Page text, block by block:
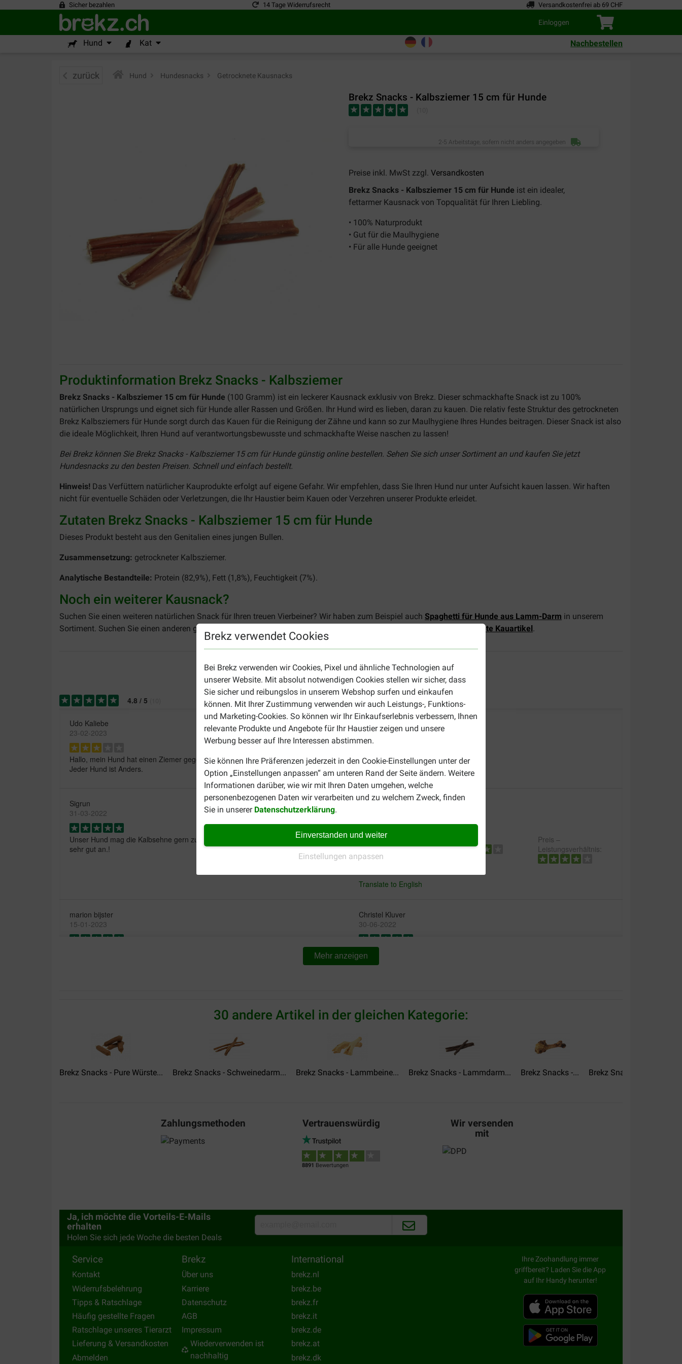
Sicher bezahlen 14 Tage Widerrufsrecht Versandkostenfrei ab 69 CHF
Einloggen
Hund Kat Nachbestellen
Brekz verwendet Cookies
Bei Brekz verwenden wir Cookies, Pixel und ähnliche Technologien auf
unserer Website. Mit absolut notwendigen Cookies stellen wir sicher, dass
Sie sicher und reibungslos in unserem Webshop surfen und einkaufen
können. Mit Ihrer Zustimmung verwenden wir auch Leistungs-, Funktions-
und Marketing-Cookies. So können wir Ihr Einkaufserlebnis verbessern, Ihnen
relevante Produkte und Angebote für Ihr Haustier zeigen und unsere
Werbung besser auf Ihre Interessen abstimmen.
Sie können Ihre Präferenzen jederzeit in den Cookie-Einstellungen unter der
Option „Einstellungen anpassen“ am unteren Rand der Seite ändern. Weitere
Informationen darüber, wie wir mit Ihren Daten umgehen, welche
personenbezogenen Daten wir verarbeiten und zu welchem Zweck, finden
Sie in unserer Datenschutzerklärung.
Einverstanden und weiter
Einstellungen anpassen
zurück Hund Hundesnacks Getrocknete Kausnacks
Brekz Snacks - Kalbsziemer 15 cm für Hunde
2-5 Arbeitstage, sofern nicht anders angegeben
Preise inkl. MwSt zzgl. Versandkosten
Brekz Snacks - Kalbsziemer 15 cm für Hunde ist ein idealer,
fettarmer Kausnack von Topqualität für Ihren Liebling.
• 100% Naturprodukt
• Gut für die Maulhygiene
• Für alle Hunde geeignet
Produktinformation Brekz Snacks - Kalbsziemer
Brekz Snacks - Kalbsziemer 15 cm für Hunde (100 Gramm) ist ein leckerer Kausnack exklusiv von Brekz. Dieser schmackhafte Snack ist zu 100%
natürlichen Ursprungs und eignet sich für Hunde aller Rassen und Größen. Ihr Hund wird es lieben, daran zu kauen. Die relativ feste Struktur des getrockneten
Brekz Kalbsziemers für Hunde sorgt durch das Kauen für die Reinigung der Zähne und kann so zur Maulhygiene Ihres Hundes beitragen. Dieser Snack ist also
die ideale Möglichkeit, Ihren Hund auf verantwortungsbewusste und schmackhafte Weise naschen zu lassen!
Bei Brekz können Sie Brekz Snacks - Kalbsziemer 15 cm für Hunde günstig online bestellen. Sehen Sie sich unser Sortiment an und kaufen Sie jetzt
Hundesnacks zu den besten Preisen. Schnell und einfach bestellt.
Hinweis! Das Verfüttern natürlicher Kauprodukte erfolgt auf eigene Gefahr. Wir empfehlen, dass Sie Ihren Hund nur unter Aufsicht kauen lassen. Wir haften
nicht für eventuelle Schäden oder Verletzungen, die Ihr Haustier beim Kauen oder Verzehren unserer Produkte erleidet.
Zutaten Brekz Snacks - Kalbsziemer 15 cm für Hunde
Dieses Produkt besteht aus den Genitalien eines jungen Bullen.
Zusammensetzung: getrockneter Kalbsziemer.
Analytische Bestandteile: Protein (82,9%), Fett (1,8%), Feuchtigkeit (7%).
Noch ein weiterer Kausnack?
Suchen Sie einen weiteren natürlichen Snack für Ihren treuen Vierbeiner? Wir haben zum Beispiel auch Spaghetti für Hunde aus Lamm-Darm in unserem
Sortiment. Suchen Sie einen anderen gesunden Kauartikel? Stöbern Sie doch auf unserer
Übersichtsseite für getrocknete Kauartikel.
4.8 / 5
Udo Kaliebe
23-02-2023
Hallo, mein Hund hat einen Ziemer gegessen, jetzt packt er keinen mehr an.
Jeder Hund ist Anders.
Monika Kernstock
12-07-2022
Unsere Hunde lieben diese Kausnacks!
Translate to English
Sigrun
31-03-2022
Unser Hund mag die Kalbsehne gern zum zwischendurch knabbern. Nimmt er
sehr gut an.!
Maurice Hugens
Lieferung:
Preis –
Leistungsverhältnis:
Translate to English
marion bijster
15-01-2023
Christel Kluver
30-06-2022
Lieferung:
Pietie Groeneveld
27-10-2021
Lieferung: Qualität:
Preis –
Nic
07-04-2021
Lieferung: Qualität:
Preis –
Translate to English
Mehr anzeigen
30 andere Artikel in der gleichen Kategorie:
Brekz Snacks - Pure Würste... Brekz Snacks - Schweinedarm... Brekz Snacks - Lammbeine... Brekz Snacks - Lammdarm... Brekz Snacks -... Brekz Snacks -
Zahlungsmethoden Vertrauenswürdig
8891 Bewertungen
Wir versenden
mit
Ja, ich möchte die Vorteils-E-Mails
erhalten
Holen Sie sich jede Woche die besten Deals
Service
Kontakt
Widerrufsbelehrung
Tipps & Ratschlage
Häufig gestellte Fragen
Ratschlage unseres Tierarzt
Lieferung & Versandkosten
Abmelden
Brekz
Über uns
Karriere
Datenschutz
AGB
Impressum
Wiederverwenden ist
nachhaltig
International
brekz.nl
brekz.be
brekz.fr
brekz.it
brekz.de
brekz.at
brekz.dk
Ihre Zoohandlung immer
griffbereit? Laden Sie die App
auf Ihr Handy herunter!